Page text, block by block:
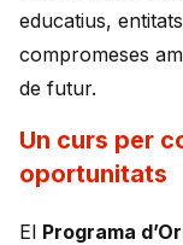
educatius,
compromeses
de futur.
Un curs per
oportunitats
El Programa